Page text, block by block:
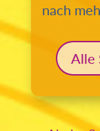
nach
Alle